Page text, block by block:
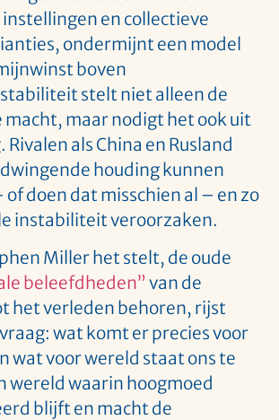
en collectieve
ondermijnt een model
boven
stelt niet alleen de
macht, maar nodigt het ook uit
als China en Rusland
houding kunnen
doen dat misschien al – en zo
instabiliteit veroorzaken.
Miller het stelt, de oude
beleefdheden” van de
het verleden behoren, rijst
wat komt er precies voor
wat voor wereld staat ons te
wereld waarin hoogmoed
blijft en macht de